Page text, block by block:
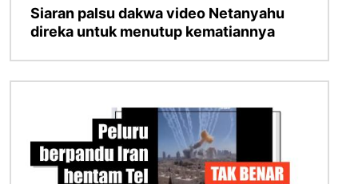
Siaran palsu dakwa video Netanyahu
direka untuk menutup kematiannya